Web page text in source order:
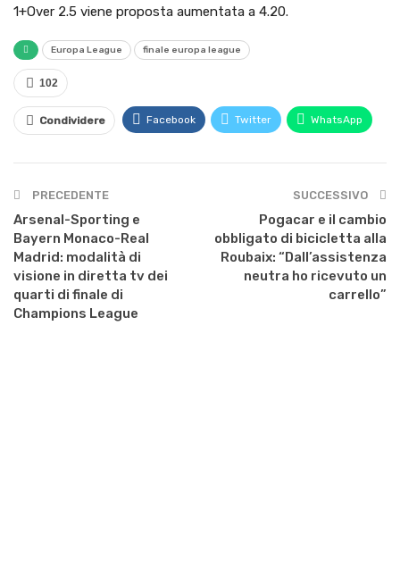
1+Over 2.5 viene proposta aumentata a 4.20.
Europa League finale europa league
102
Condividere Facebook Twitter WhatsApp
PRECEDENTE
Arsenal-Sporting e
Bayern Monaco-Real
Madrid: modalità di
visione in diretta tv dei
quarti di finale di
Champions League
SUCCESSIVO
Pogacar e il cambio
obbligato di bicicletta alla
Roubaix: “Dall’assistenza
neutra ho ricevuto un
carrello”